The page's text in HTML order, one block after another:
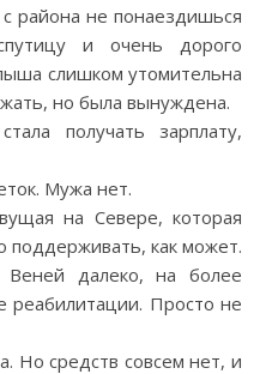
района не понаездишься
и очень дорого
слишком утомительна
но была вынуждена.
получать зарплату,
Мужа нет.
на Севере, которая
поддерживать, как может.
далеко, на более
реабилитации. Просто не
Но средств совсем нет, и